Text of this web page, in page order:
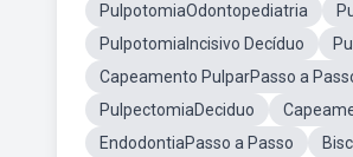
PulpotomiaOdontopediatria
PulpotomiaIncisivo Decíduo
Capeamento PulparPasso a
PulpectomiaDeciduo
EndodontiaPasso a Passo